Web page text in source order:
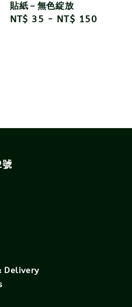
貼紙－無色綻放
Regular
NT$ 35 - NT$ 150
Delivery